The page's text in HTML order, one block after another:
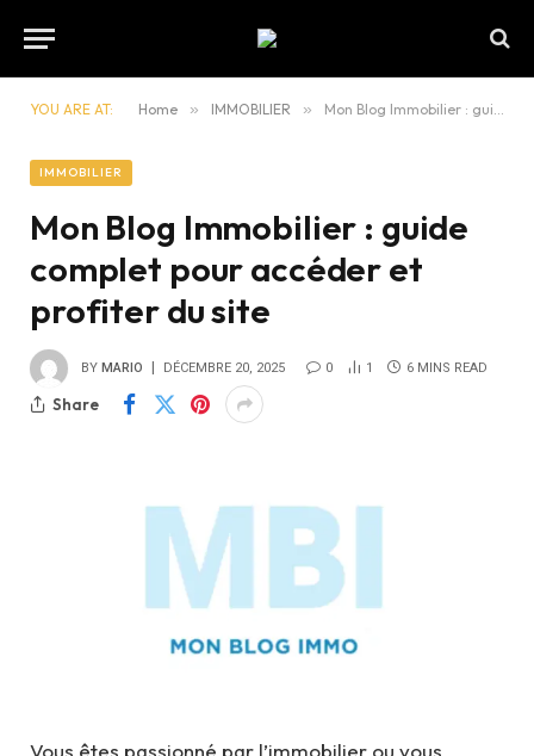
YOU ARE AT: Home » IMMOBILIER » Mon Blog Immobilier : guide complet pour accéder et profiter du site
IMMOBILIER
Mon Blog Immobilier : guide
complet pour accéder et
profiter du site
BY MARIO DÉCEMBRE 20, 2025 0 1 6 MINS READ
Share
Vous êtes passionné par l’immobilier ou vous